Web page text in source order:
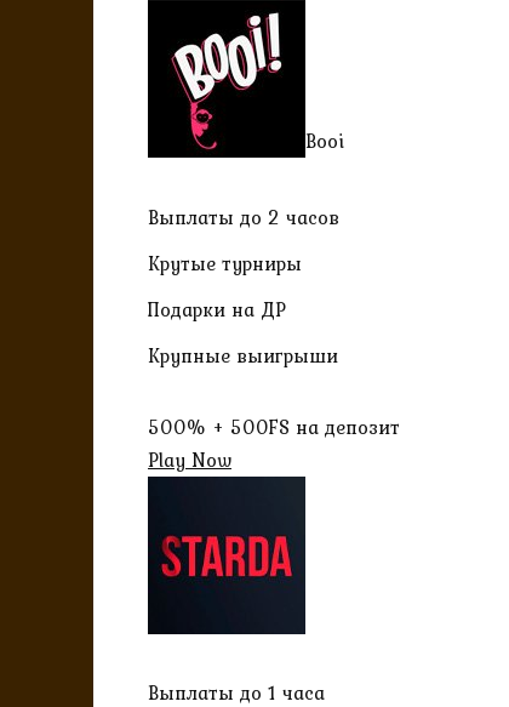
Booi
Выплаты до 2 часов
Крутые турниры
Подарки на ДР
Крупные выигрыши
500% + 500FS на депозит
Play Now
Выплаты до 1 часа